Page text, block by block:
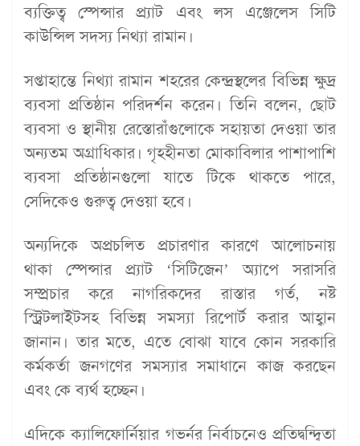
ব্যক্তিত্ব স্পেন্সার প্র্যাট এবং লস এঞ্জেলেস সিটি
কাউন্সিল সদস্য নিথ্যা রামান।
সপ্তাহান্তে নিথ্যা রামান শহরের কেন্দ্রস্থলের বিভিন্ন ক্ষুদ্র
ব্যবসা প্রতিষ্ঠান পরিদর্শন করেন। তিনি বলেন, ছোট
ব্যবসা ও স্থানীয় রেস্তোরাঁগুলোকে সহায়তা দেওয়া তার
অন্যতম অগ্রাধিকার। গৃহহীনতা মোকাবিলার পাশাপাশি
ব্যবসা প্রতিষ্ঠানগুলো যাতে টিকে থাকতে পারে,
সেদিকেও গুরুত্ব দেওয়া হবে।
অন্যদিকে অপ্রচলিত প্রচারণার কারণে আলোচনায়
থাকা স্পেন্সার প্র্যাট ‘সিটিজেন’ অ্যাপে সরাসরি
সম্প্রচার করে নাগরিকদের রাস্তার গর্ত, নষ্ট
স্ট্রিটলাইটসহ বিভিন্ন সমস্যা রিপোর্ট করার আহ্বান
জানান। তার মতে, এতে বোঝা যাবে কোন সরকারি
কর্মকর্তা জনগণের সমস্যার সমাধানে কাজ করছেন
এবং কে ব্যর্থ হচ্ছেন।
এদিকে ক্যালিফোর্নিয়ার গভর্নর নির্বাচনেও প্রতিদ্বন্দ্বিতা